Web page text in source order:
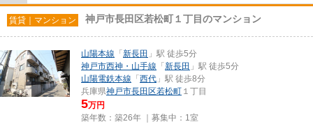
賃貸｜マンション 神戸市長田区若松町１丁目のマンション
山陽本線 「 新長田 」駅 徒歩5分
神戸市西神・山手線 「 新長田 」駅 徒歩5分
山陽電鉄本線 「 西代 」駅 徒歩8分
兵庫県神戸市長田区若松町 １丁目
5万円
築年数：築26年 ｜募集中： 1室